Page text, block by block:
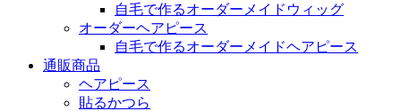
自毛で作るオーダーメイドウィッグ
オーダーヘアピース
自毛で作るオーダーメイドヘアピース
通販商品
ヘアピース
貼るかつら